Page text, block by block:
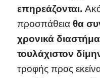
επηρεάζονται.
προσπάθεια θα
χρονικά
τουλάχιστον
τροφής προς